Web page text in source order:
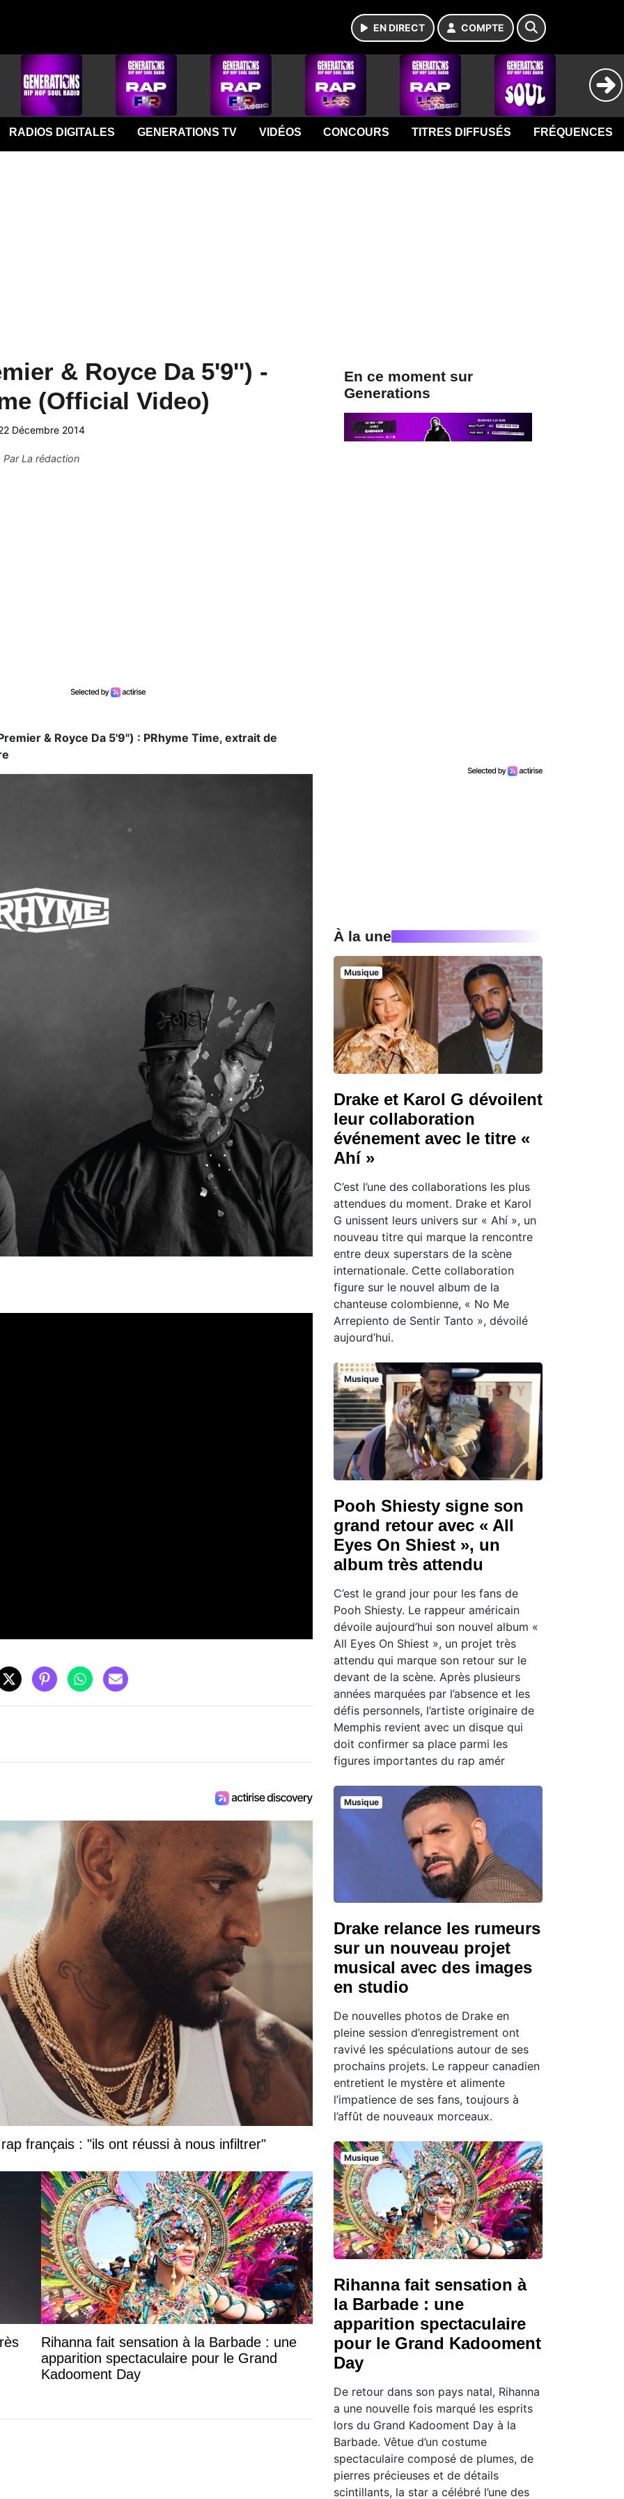
EN DIRECT COMPTE
RADIOS DIGITALES GENERATIONS TV VIDÉOS CONCOURS TITRES DIFFUSÉS FRÉQUENCES
& Royce Da 5'9'') -
(Official Video)
Décembre 2014
ParLa rédaction
& Royce Da 5'9") : PRhyme Time, extrait de
français : "ils ont réussi à nous infiltrer"
Rihanna fait sensation à la Barbade : une
apparition spectaculaire pour le Grand
Kadooment Day
En ce moment sur
Generations
À la une
Musique
Drake et Karol G dévoilent
leur collaboration
événement avec le titre «
Ahí »
C’est l’une des collaborations les plus
attendues du moment. Drake et Karol
G unissent leurs univers sur « Ahí », un
nouveau titre qui marque la rencontre
entre deux superstars de la scène
internationale. Cette collaboration
figure sur le nouvel album de la
chanteuse colombienne, « No Me
Arrepiento de Sentir Tanto », dévoilé
aujourd’hui.
Musique
Pooh Shiesty signe son
grand retour avec « All
Eyes On Shiest », un
album très attendu
C’est le grand jour pour les fans de
Pooh Shiesty. Le rappeur américain
dévoile aujourd’hui son nouvel album «
All Eyes On Shiest », un projet très
attendu qui marque son retour sur le
devant de la scène. Après plusieurs
années marquées par l’absence et les
défis personnels, l’artiste originaire de
Memphis revient avec un disque qui
doit confirmer sa place parmi les
figures importantes du rap amér
Musique
Drake relance les rumeurs
sur un nouveau projet
musical avec des images
en studio
De nouvelles photos de Drake en
pleine session d’enregistrement ont
ravivé les spéculations autour de ses
prochains projets. Le rappeur canadien
entretient le mystère et alimente
l’impatience de ses fans, toujours à
l’affût de nouveaux morceaux.
Musique
Rihanna fait sensation à
la Barbade : une
apparition spectaculaire
pour le Grand Kadooment
Day
De retour dans son pays natal, Rihanna
a une nouvelle fois marqué les esprits
lors du Grand Kadooment Day à la
Barbade. Vêtue d’un costume
spectaculaire composé de plumes, de
pierres précieuses et de détails
scintillants, la star a célébré l’une des